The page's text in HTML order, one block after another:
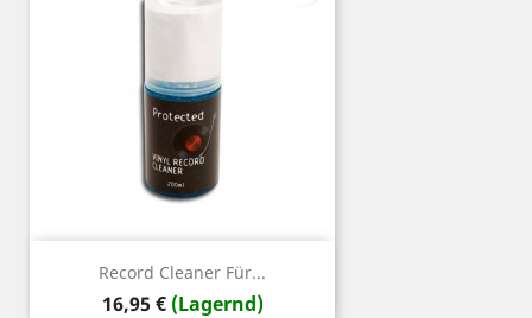
Record Cleaner Für...
Preis
16,95 € (Lagernd)